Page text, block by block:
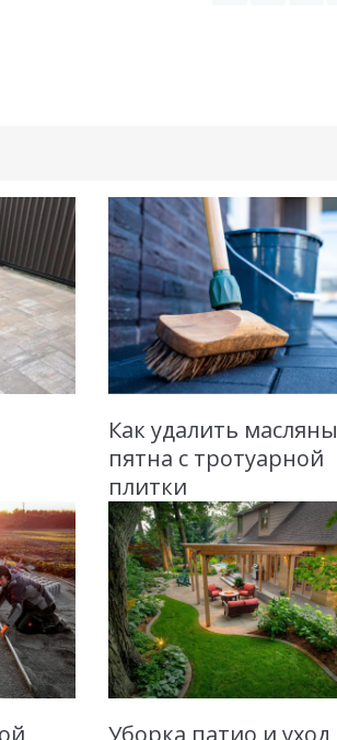
Как удалить
пятна с тротуарной
плитки
Уборка патио и уход